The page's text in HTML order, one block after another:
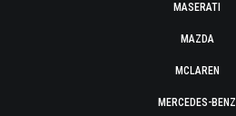
MASERATI
MAZDA
MCLAREN
MERCEDES-BENZ